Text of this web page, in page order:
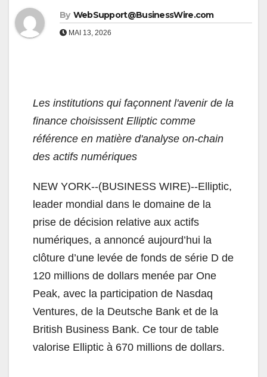
By WebSupport@BusinessWire.com
MAI 13, 2026
Les institutions qui façonnent l'avenir de la
finance choisissent Elliptic comme
référence en matière d'analyse on-chain
des actifs numériques
NEW YORK--(BUSINESS WIRE)--Elliptic,
leader mondial dans le domaine de la
prise de décision relative aux actifs
numériques, a annoncé aujourd’hui la
clôture d’une levée de fonds de série D de
120 millions de dollars menée par One
Peak, avec la participation de Nasdaq
Ventures, de la Deutsche Bank et de la
British Business Bank. Ce tour de table
valorise Elliptic à 670 millions de dollars.